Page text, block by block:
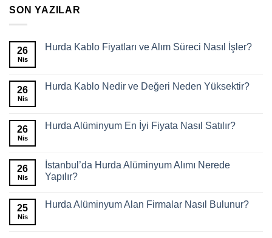
SON YAZILAR
26
Nis
Hurda Kablo Fiyatları ve Alım Süreci Nasıl İşler?
26
Nis
Hurda Kablo Nedir ve Değeri Neden Yüksektir?
26
Nis
Hurda Alüminyum En İyi Fiyata Nasıl Satılır?
26
Nis
İstanbul’da Hurda Alüminyum Alımı Nerede
Yapılır?
25
Nis
Hurda Alüminyum Alan Firmalar Nasıl Bulunur?